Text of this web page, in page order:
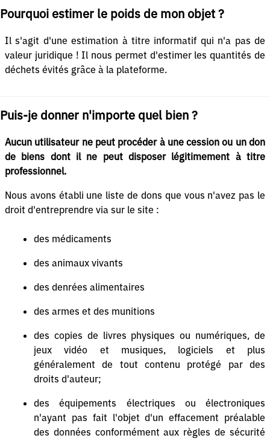
Pourquoi estimer le poids de mon objet ?
Il s'agit d'une estimation à titre informatif qui n'a pas de
valeur juridique ! Il nous permet d'estimer les quantités de
déchets évités grâce à la plateforme.
Puis-je donner n'importe quel bien ?
Aucun utilisateur ne peut procéder à une cession ou un don
de biens dont il ne peut disposer légitimement à titre
professionnel.
Nous avons établi une liste de dons que vous n'avez pas le
droit d'entreprendre via sur le site :
des médicaments
des animaux vivants
des denrées alimentaires
des armes et des munitions
des copies de livres physiques ou numériques, de
jeux vidéo et musiques, logiciels et plus
généralement de tout contenu protégé par des
droits d'auteur;
des équipements électriques ou électroniques
n'ayant pas fait l'objet d'un effacement préalable
des données conformément aux règles de sécurité